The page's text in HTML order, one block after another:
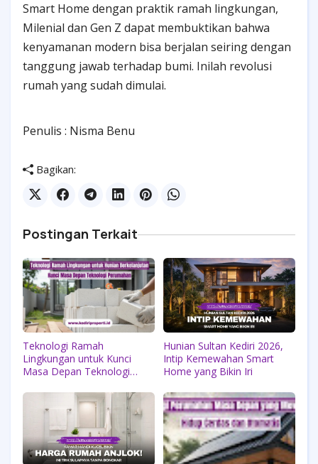
Smart Home dengan praktik ramah lingkungan,
Milenial dan Gen Z dapat membuktikan bahwa
kenyamanan modern bisa berjalan seiring dengan
tanggung jawab terhadap bumi. Inilah revolusi
rumah yang sudah dimulai.
Penulis : Nisma Benu
Bagikan:
Postingan Terkait
Teknologi Ramah
Lingkungan untuk Kunci
Masa Depan Teknologi
Hunian Sultan Kediri 2026,
Intip Kemewahan Smart
Home yang Bikin Iri